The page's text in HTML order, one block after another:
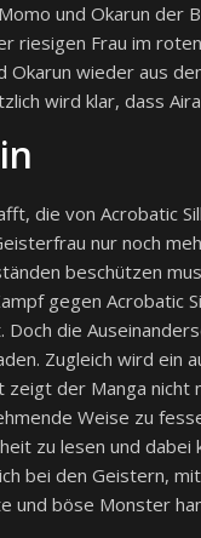
und Okarun der
riesigen Frau im
Okarun wieder aus
wird klar, dass
die von Acrobatic
nur noch
beschützen
gegen Acrobatic
die
Zugleich wird ein
der Manga nicht
Weise zu
zu lesen und dabei
bei den Geistern,
und böse Monster